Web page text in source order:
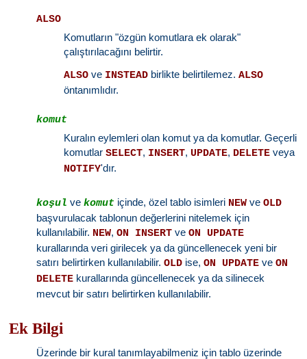
ALSO
Komutların "özgün komutlara ek olarak"
çalıştırılacağını belirtir.
ALSO ve INSTEAD birlikte belirtilemez.ALSO
öntanımlıdır.
komut
Kuralın eylemleri olan komut ya da komutlar. Geçerli
komutlarSELECT, INSERT, UPDATE, DELETE veya
NOTIFY'dır.
koşul vekomut içinde, özel tablo isimleri NEW veOLD
başvurulacak tablonun değerlerini nitelemek için
kullanılabilir. NEW,ON INSERT veON UPDATE
kurallarında veri girilecek ya da güncellenecek yeni bir
satırı belirtirken kullanılabilir.OLD ise,ON UPDATE veON
DELETE kurallarında güncellenecek ya da silinecek
mevcut bir satırı belirtirken kullanılabilir.
Ek Bilgi
Üzerinde bir kural tanımlayabilmeniz için tablo üzerinde